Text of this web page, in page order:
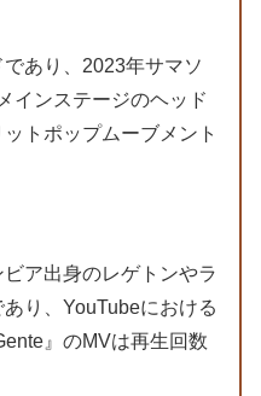
あり、2023年サマソ
インステージのヘッド
トポップムーブメント
ア出身のレゲトンやラ
り、YouTubeにおける
』のMVは再生回数